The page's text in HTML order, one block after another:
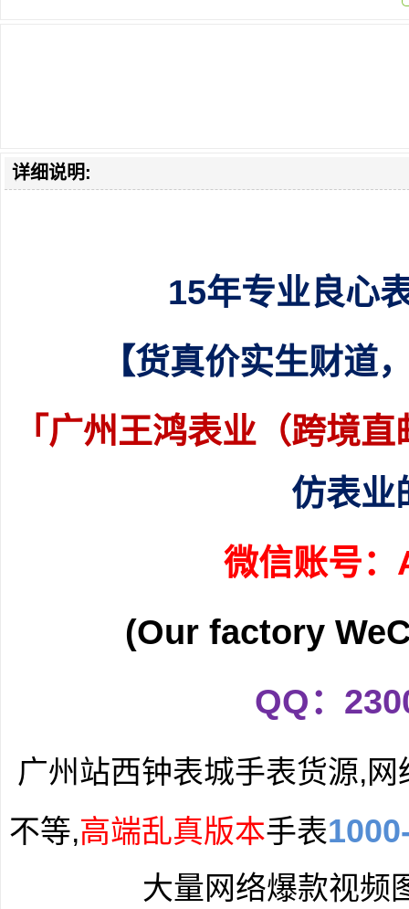
详细说明:
15年专业良心
【货真价实生财道
「 广州王鸿表业（跨境直
仿表业
微信账号：
(Our factory
QQ：
广州站西钟表城手表货源,网
不等,高端乱真版本手表
大量网络爆款视频